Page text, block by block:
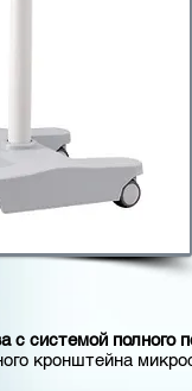
с системой полного
кронштейна